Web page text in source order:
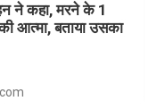
ने कहा, मरने के 1
आत्मा, बताया उसका